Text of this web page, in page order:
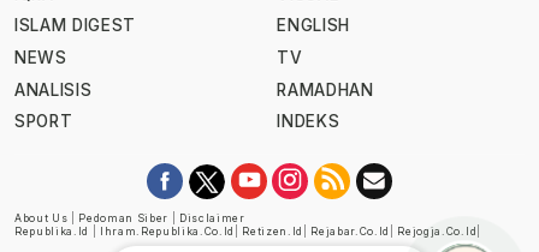
ISLAM DIGEST
NEWS
ANALISIS
SPORT
ENGLISH
TV
RAMADHAN
INDEKS
About Us Pedoman Siber
Disclaimer
Republika.id
Ihram.republika.co.id Retizen.id Rejabar.co.id Rejogja.co.id